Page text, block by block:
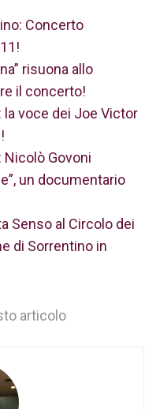
Concerto
risuona allo
il concerto!
voce dei Joe Victor
Nicolò Govoni
un documentario
Senso al Circolo dei
di Sorrentino in
articolo